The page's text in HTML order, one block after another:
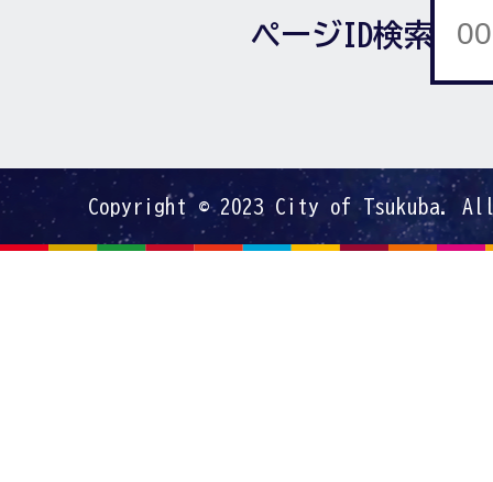
ページID検索
Copyright © 2023 City of Tsukuba.